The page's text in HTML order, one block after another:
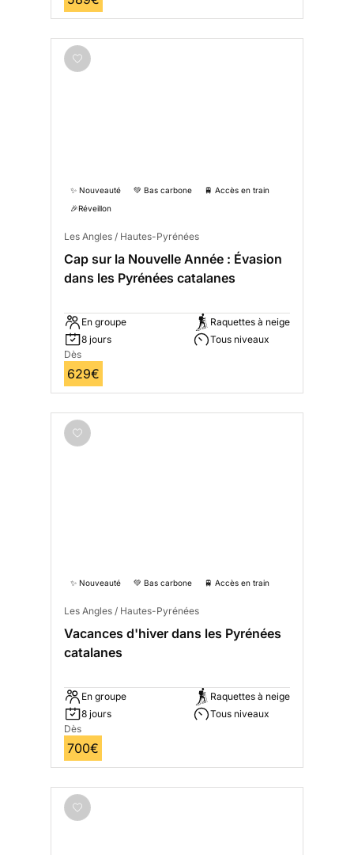
✨ Nouveauté 💚 Bas carbone
🚆 Accès en train
🎉Réveillon
Les Angles / Hautes-Pyrénées
Cap sur la Nouvelle Année : Évasion
dans les Pyrénées catalanes
En groupe
8 jours
Raquettes à neige
Tous niveaux
Dès
629€
✨ Nouveauté 💚 Bas carbone 🚆 Accès en train
Les Angles / Hautes-Pyrénées
Vacances d'hiver dans les Pyrénées
catalanes
En groupe
8 jours
Raquettes à neige
Tous niveaux
Dès
700€